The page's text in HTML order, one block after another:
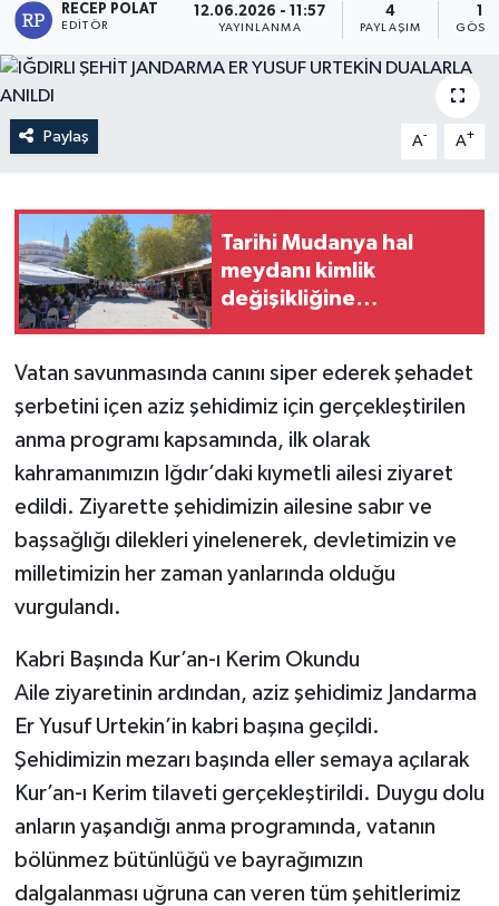
RECEP POLAT
EDITÖR
12.06.2026 - 11:57
YAYINLANMA
4
PAYLAŞIM
Paylaş A- A+
Tarihi Mudanya hal
meydanı kimlik
değişikliğine
Vatan savunmasında canını siper ederek şehadet
şerbetini içen aziz şehidimiz için gerçekleştirilen
anma programı kapsamında, ilk olarak
kahramanımızın Iğdır’daki kıymetli ailesi ziyaret
edildi. Ziyarette şehidimizin ailesine sabır ve
başsağlığı dilekleri yinelenerek, devletimizin ve
milletimizin her zaman yanlarında olduğu
vurgulandı.
Kabri Başında Kur’an-ı Kerim Okundu
Aile ziyaretinin ardından, aziz şehidimiz Jandarma
Er Yusuf Urtekin’in kabri başına geçildi.
Şehidimizin mezarı başında eller semaya açılarak
Kur’an-ı Kerim tilaveti gerçekleştirildi. Duygu dolu
anların yaşandığı anma programında, vatanın
bölünmez bütünlüğü ve bayrağımızın
dalgalanması uğruna can veren tüm şehitlerimiz